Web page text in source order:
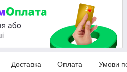
Доставка Оплата Умови